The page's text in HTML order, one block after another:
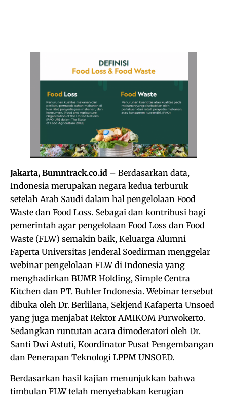
Jakarta, Bumntrack.co.id – Berdasarkan data,
Indonesia merupakan negara kedua terburuk
setelah Arab Saudi dalam hal pengelolaan Food
Waste dan Food Loss. Sebagai dan kontribusi bagi
pemerintah agar pengelolaan Food Loss dan Food
Waste (FLW) semakin baik, Keluarga Alumni
Faperta Universitas Jenderal Soedirman menggelar
webinar pengelolaan FLW di Indonesia yang
menghadirkan BUMR Holding, Simple Centra
Kitchen dan PT. Buhler Indonesia. Webinar tersebut
dibuka oleh Dr. Berlilana, Sekjend Kafaperta Unsoed
yang juga menjabat Rektor AMIKOM Purwokerto.
Sedangkan runtutan acara dimoderatori oleh Dr.
Santi Dwi Astuti, Koordinator Pusat Pengembangan
dan Penerapan Teknologi LPPM UNSOED.
Berdasarkan hasil kajian menunjukkan bahwa
timbulan FLW telah menyebabkan kerugian